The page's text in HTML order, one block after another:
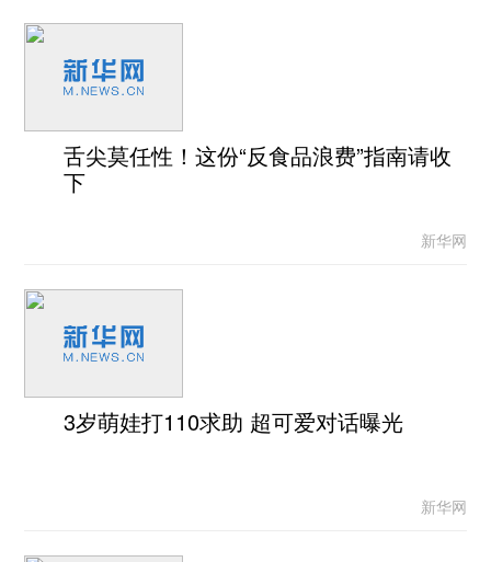
舌尖莫任性！这份“反食品浪费”指南请收
下
新华网
3岁萌娃打110求助 超可爱对话曝光
新华网